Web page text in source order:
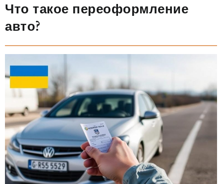
Что такое переоформление
авто?